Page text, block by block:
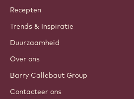
Callebaut
Recepten
Trends & Inspiratie
Duurzaamheid
Over ons
Barry Callebaut Group
Contacteer ons